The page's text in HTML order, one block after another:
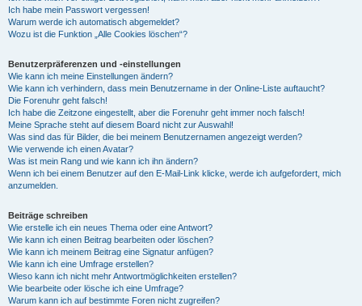
Ich habe mein Passwort vergessen!
Warum werde ich automatisch abgemeldet?
Wozu ist die Funktion „Alle Cookies löschen“?
Benutzerpräferenzen und -einstellungen
Wie kann ich meine Einstellungen ändern?
Wie kann ich verhindern, dass mein Benutzername in der Online-Liste auftaucht?
Die Forenuhr geht falsch!
Ich habe die Zeitzone eingestellt, aber die Forenuhr geht immer noch falsch!
Meine Sprache steht auf diesem Board nicht zur Auswahl!
Was sind das für Bilder, die bei meinem Benutzernamen angezeigt werden?
Wie verwende ich einen Avatar?
Was ist mein Rang und wie kann ich ihn ändern?
Wenn ich bei einem Benutzer auf den E-Mail-Link klicke, werde ich aufgefordert, mich
anzumelden.
Beiträge schreiben
Wie erstelle ich ein neues Thema oder eine Antwort?
Wie kann ich einen Beitrag bearbeiten oder löschen?
Wie kann ich meinem Beitrag eine Signatur anfügen?
Wie kann ich eine Umfrage erstellen?
Wieso kann ich nicht mehr Antwortmöglichkeiten erstellen?
Wie bearbeite oder lösche ich eine Umfrage?
Warum kann ich auf bestimmte Foren nicht zugreifen?